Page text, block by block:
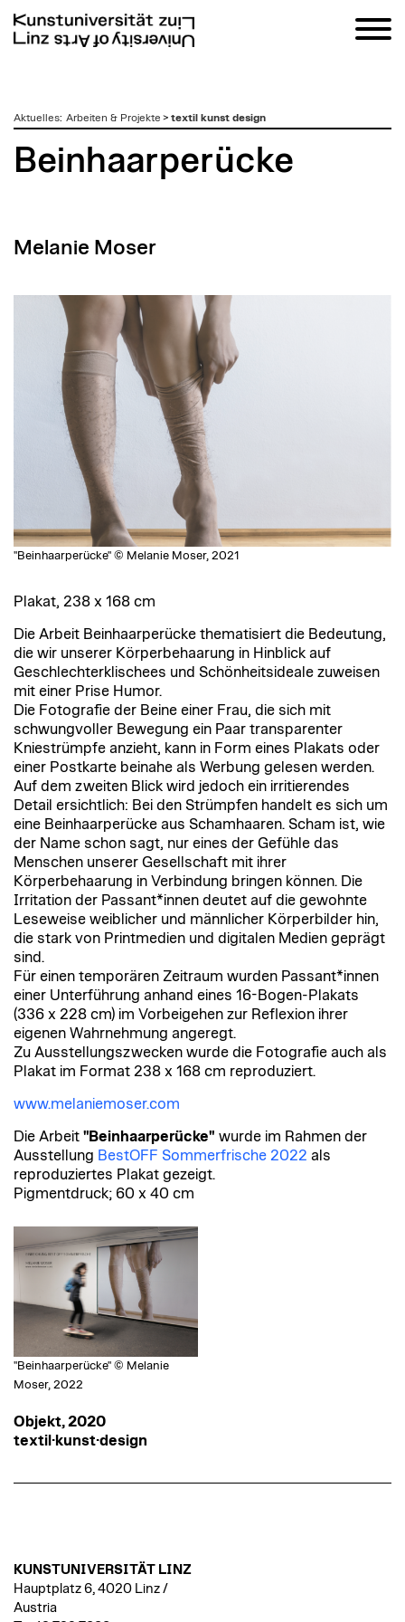
zumAktuelles: Arbeiten & Projekte > textil kunst design
Beinhaarperücke
Melanie Moser
"Beinhaarperücke" © Melanie Moser, 2021
Plakat, 238 x 168 cm
Die Arbeit Beinhaarperücke thematisiert die Bedeutung,
die wir unserer Körperbehaarung in Hinblick auf
Geschlechterklischees und Schönheitsideale zuweisen
mit einer Prise Humor.
Die Fotografie der Beine einer Frau, die sich mit
schwungvoller Bewegung ein Paar transparenter
Kniestrümpfe anzieht, kann in Form eines Plakats oder
einer Postkarte beinahe als Werbung gelesen werden.
Auf dem zweiten Blick wird jedoch ein irritierendes
Detail ersichtlich: Bei den Strümpfen handelt es sich um
eine Beinhaarperücke aus Schamhaaren. Scham ist, wie
der Name schon sagt, nur eines der Gefühle das
Menschen unserer Gesellschaft mit ihrer
Körperbehaarung in Verbindung bringen können. Die
Irritation der Passant*innen deutet auf die gewohnte
Leseweise weiblicher und männlicher Körperbilder hin,
die stark von Printmedien und digitalen Medien geprägt
sind.
Für einen temporären Zeitraum wurden Passant*innen
einer Unterführung anhand eines 16-Bogen-Plakats
(336 x 228 cm) im Vorbeigehen zur Reflexion ihrer
eigenen Wahrnehmung angeregt.
Zu Ausstellungszwecken wurde die Fotografie auch als
Plakat im Format 238 x 168 cm reproduziert.
www.melaniemoser.com
Die Arbeit "Beinhaarperücke" wurde im Rahmen der
Ausstellung BestOFF Sommerfrische 2022 als
reproduziertes Plakat gezeigt.
Pigmentdruck; 60 x 40 cm
"Beinhaarperücke" © Melanie
Moser, 2022
Objekt, 2020
textil·kunst·design
KUNSTUNIVERSITÄT LINZ
Hauptplatz 6, 4020 Linz /
Austria